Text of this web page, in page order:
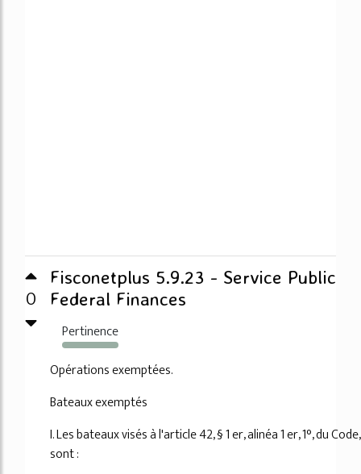
0
Fisconetplus 5.9.23 - Service Public
Federal Finances
Pertinence
1499%
Opérations exemptées.
Bateaux exemptés
I. Les bateaux visés à l'article 42, § 1 er, alinéa 1 er, 1°, du Code,
sont :